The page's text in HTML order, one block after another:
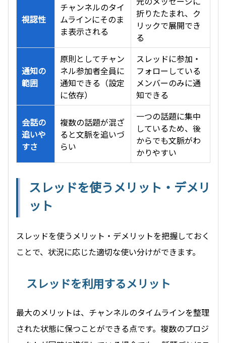
視認性
チャンネルのタイ
ムラインにそのま
ま表示される
折りたたまれ、ク
リックで展開でき
る
通知の
範囲
原則としてチャン
ネル参加者全員に
通知できる（設定
に依存）
スレッドに参加・
フォローしている
メンバーのみに通
知できる
会話の
追いや
すさ
複数の話題が混ざ
ると文脈を追いづ
らい
一つの話題に集中
しているため、後
からでも文脈がわ
かりやすい
スレッドを使うメリット・デメリ
ット
スレッドを使うメリット・デメリットを把握しておく
ことで、状況に応じた適切な使い分けができます。
スレッドを利用するメリット
最大のメリットは、チャンネルのタイムラインを整理
された状態に保つことができる点です。複数のプロジ